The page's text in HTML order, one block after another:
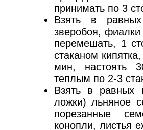
принимать по 3
Взять в
зверобоя,
перемешать, 1
стаканом
мин, настоять
теплым по 2-3
Взять в равных
ложки) льняное
порезанные
конопли, листья